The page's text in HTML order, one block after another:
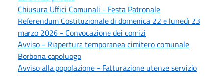
Chiusura Uffici Comunali - Festa Patronale
Referendum Costituzionale di domenica 22 e lunedì 23
marzo 2026 - Convocazione dei comizi
Avviso - Riapertura temporanea cimitero comunale
Borbona capoluogo
Avviso alla popolazione - Fatturazione utenze servizio